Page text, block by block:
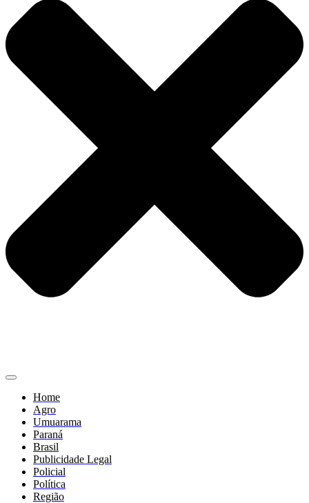
Home
Agro
Umuarama
Paraná
Brasil
Publicidade Legal
Policial
Política
Região